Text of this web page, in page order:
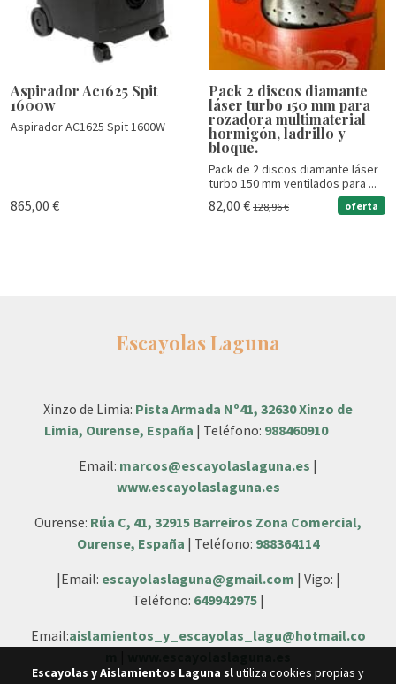
Aspirador Ac1625 Spit
1600w
Aspirador AC1625 Spit 1600W
865,00 €
Pack 2 discos diamante
láser turbo 150 mm para
rozadora multimaterial
hormigón, ladrillo y
bloque.
Pack de 2 discos diamante láser
turbo 150 mm ventilados para ...
82,00 € 128,96 € oferta
Escayolas Laguna
Xinzo de Limia: Pista Armada Nº41, 32630 Xinzo de
Limia, Ourense, España | Teléfono: 988460910
Email: marcos@escayolaslaguna.es |
www.escayolaslaguna.es
Ourense: Rúa C, 41, 32915 Barreiros Zona Comercial,
Ourense, España | Teléfono: 988364114
|Email: escayolaslaguna@gmail.com | Vigo: |
Teléfono: 649942975|
Email:aislamientos_y_escayolas_lagu@hotmail.co
Escayolas y Aislamientos Laguna slutiliza cookies propias y